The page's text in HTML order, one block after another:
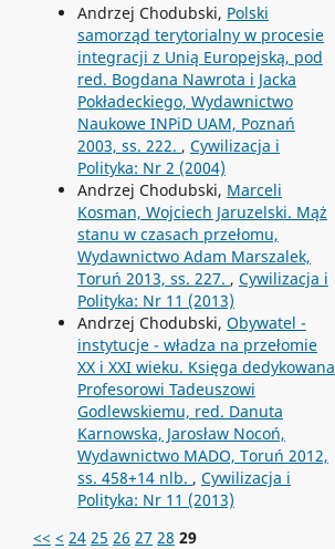
Andrzej Chodubski, Polski
samorząd terytorialny w procesie
integracji z Unią Europejską, pod
red. Bogdana Nawrota i Jacka
Pokładeckiego, Wydawnictwo
Naukowe INPiD UAM, Poznań
2003, ss. 222. , Cywilizacja i
Polityka: Nr 2 (2004)
Andrzej Chodubski, Marceli
Kosman, Wojciech Jaruzelski. Mąż
stanu w czasach przełomu,
Wydawnictwo Adam Marszalek,
Toruń 2013, ss. 227. , Cywilizacja i
Polityka: Nr 11 (2013)
Andrzej Chodubski, Obywatel -
instytucje - władza na przełomie
XX i XXI wieku. Księga dedykowana
Profesorowi Tadeuszowi
Godlewskiemu, red. Danuta
Karnowska, Jarosław Nocoń,
Wydawnictwo MADO, Toruń 2012,
ss. 458+14 nlb. , Cywilizacja i
Polityka: Nr 11 (2013)
<< < 24 25 26 27 28 29